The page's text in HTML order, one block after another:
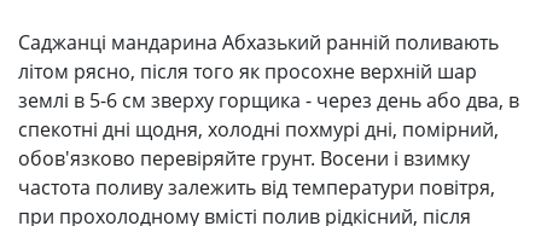
Саджанці мандарина Абхазький ранній поливають
літом рясно, після того як просохне верхній шар
землі в 5-6 см зверху горщика - через день або два, в
спекотні дні щодня, холодні похмурі дні, помірний,
обов'язково перевіряйте грунт. Восени і взимку
частота поливу залежить від температури повітря,
при прохолодному вмісті полив рідкісний, після